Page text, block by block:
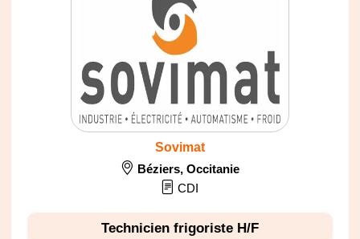
Sovimat
Béziers, Occitanie
CDI
Technicien frigoriste H/F